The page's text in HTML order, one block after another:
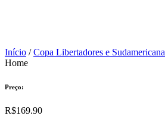
Início /Copa Libertadores e Sudamericana
Home
Preço:
R$169.90